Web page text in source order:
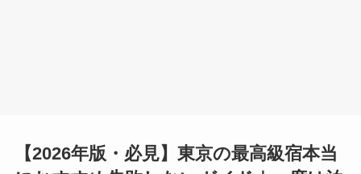
【2026年版・必見】東京の最高級宿本当